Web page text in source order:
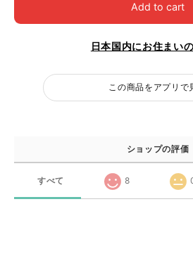
Add to cart
日本国内にお住まい
この商品をアプリで
ショップの評価
すべて 8